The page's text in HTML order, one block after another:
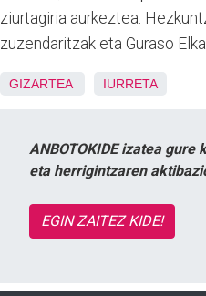
ziurtagiria aurkeztea.
zuzendaritzak eta Guraso
GIZARTEA IURRETA
ANBOTOKIDE izatea
eta herrigintzaren
EGIN ZAITEZ KIDE!